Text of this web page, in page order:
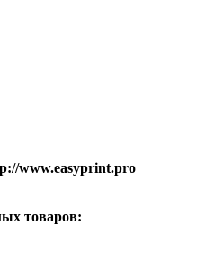
www.easyprint.pro
товаров: